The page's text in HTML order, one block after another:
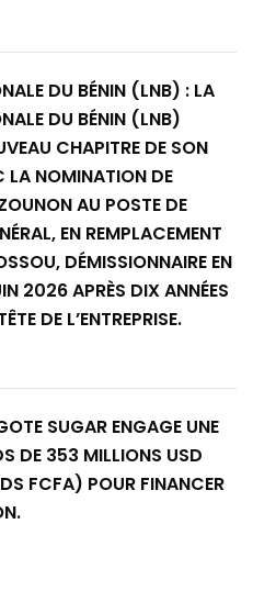
DU BÉNIN (LNB) : LA
DU BÉNIN (LNB)
CHAPITRE DE SON
LA NOMINATION DE
AU POSTE DE
EN REMPLACEMENT
DÉMISSIONNAIRE EN
2026 APRÈS DIX ANNÉES
DE L’ENTREPRISE.
SUGAR ENGAGE UNE
DE 353 MILLIONS USD
FCFA) POUR FINANCER